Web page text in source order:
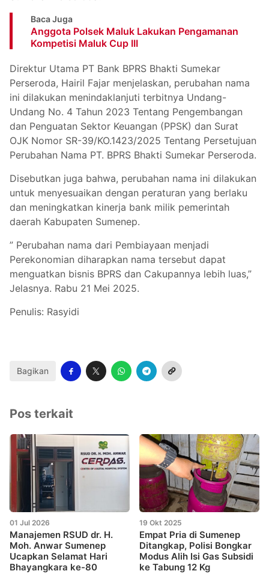
Baca Juga
Anggota Polsek Maluk Lakukan Pengamanan
Kompetisi Maluk Cup III
Direktur Utama PT Bank BPRS Bhakti Sumekar
Perseroda, Hairil Fajar menjelaskan, perubahan nama
ini dilakukan menindaklanjuti terbitnya Undang-
Undang No. 4 Tahun 2023 Tentang Pengembangan
dan Penguatan Sektor Keuangan (PPSK) dan Surat
OJK Nomor SR-39/KO.1423/2025 Tentang Persetujuan
Perubahan Nama PT. BPRS Bhakti Sumekar Perseroda.
Disebutkan juga bahwa, perubahan nama ini dilakukan
untuk menyesuaikan dengan peraturan yang berlaku
dan meningkatkan kinerja bank milik pemerintah
daerah Kabupaten Sumenep.
” Perubahan nama dari Pembiayaan menjadi
Perekonomian diharapkan nama tersebut dapat
menguatkan bisnis BPRS dan Cakupannya lebih luas,”
Jelasnya. Rabu 21 Mei 2025.
Penulis: Rasyidi
Bagikan
Pos terkait
01 Jul 2026
Manajemen RSUD dr. H.
Moh. Anwar Sumenep
Ucapkan Selamat Hari
Bhayangkara ke-80
19 Okt 2025
Empat Pria di Sumenep
Ditangkap, Polisi Bongkar
Modus Alih Isi Gas Subsidi
ke Tabung 12 Kg